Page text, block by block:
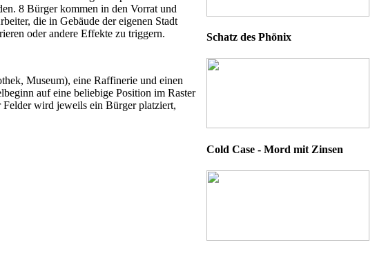
8 Bürger kommen in den Vorrat und
die in Gebäude der eigenen Stadt
oder andere Effekte zu triggern.
Museum), eine Raffinerie und einen
auf eine beliebige Position im Raster
Felder wird jeweils ein Bürger platziert,
Schatz des Phönix
Cold Case - Mord mit Zinsen